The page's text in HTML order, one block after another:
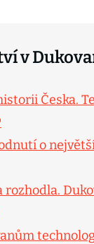
v
Česka.
o
rozhodla.